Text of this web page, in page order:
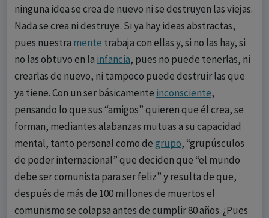
ninguna idea se crea de nuevo ni se destruyen las viejas.
Nada se crea ni destruye. Si ya hay ideas abstractas,
pues nuestra mente trabaja con ellas y, si no las hay, si
no las obtuvo en la infancia, pues no puede tenerlas, ni
crearlas de nuevo, ni tampoco puede destruir las que
ya tiene. Con un ser básicamente inconsciente,
pensando lo que sus “amigos” quieren que él crea, se
forman, mediantes alabanzas mutuas a su capacidad
mental, tanto personal como degrupo, “grupúsculos
de poder internacional” que deciden que “el mundo
debe ser comunista para ser feliz” y resulta de que,
después de más de 100 millones de muertos el
comunismo se colapsa antes de cumplir 80 años. ¿Pues